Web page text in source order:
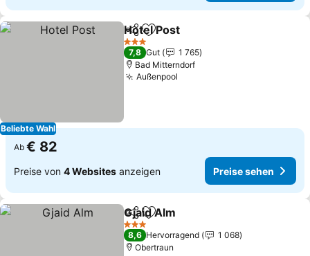
Beliebte Wahl
TeilenZu Favoriten hinzufügen
Hotel Post
3 Sterne
7,8 Gut
1 765
Bad Mitterndorf
Außenpool
Ab € 82
Preise von 4 Websites anzeigen Preise sehen
TeilenZu Favoriten hinzufügen
Gjaid Alm
3 Sterne
8,6 Hervorragend
1 068
Obertraun